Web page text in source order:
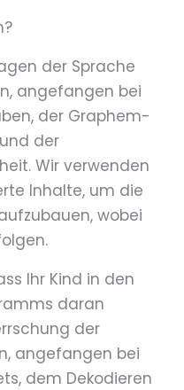
der Sprache
angefangen bei
der Graphem-
der
Wir verwenden
Inhalte, um die
wobei
Ihr Kind in den
daran
der
angefangen bei
dem Dekodieren